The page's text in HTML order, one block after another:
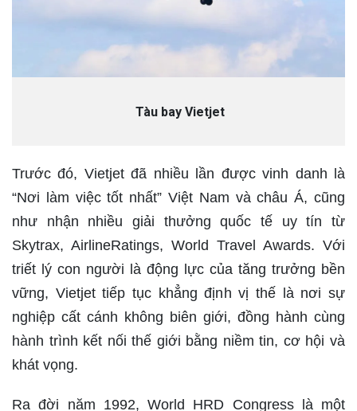
Tàu bay Vietjet
Trước đó, Vietjet đã nhiều lần được vinh danh là
“Nơi làm việc tốt nhất” Việt Nam và châu Á, cũng
như nhận nhiều giải thưởng quốc tế uy tín từ
Skytrax, AirlineRatings, World Travel Awards. Với
triết lý con người là động lực của tăng trưởng bền
vững, Vietjet tiếp tục khẳng định vị thế là nơi sự
nghiệp cất cánh không biên giới, đồng hành cùng
hành trình kết nối thế giới bằng niềm tin, cơ hội và
khát vọng.
Ra đời năm 1992, World HRD Congress là một